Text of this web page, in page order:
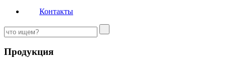
Контакты
Продукция